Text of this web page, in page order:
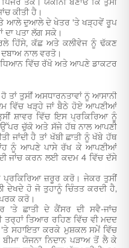
ਤੱਕ। ਯਕੀਨੀ ਬਣਾਓ ਕਿ ਤੁਸੀਂ
ਕੀਤੀ ਹੈ।
ਆਲੇ ਦੁਆਲੇ ਦੇ ਖੇਤਰ 'ਤੇ ਖੜ੍ਹਵੇਂ ਰੂਪ
ਦਾ ਪਤਾ ਲੱਗ ਸਕੇ।
ਹਿੱਸੇ, ਕੱਛ ਅਤੇ ਕਲੀਵੇਜ ਨੂੰ ਢੱਕਣ
ਨਾਲ ਵਰਤੋ।
ਧਿਆਨ ਵਿੱਚ ਰੱਖੋ ਅਤੇ ਆਪਣੇ ਡਾਕਟਰ
ਤਾਂ ਤੁਸੀਂ ਅਸਧਾਰਨਤਾਵਾਂ ਨੂੰ ਆਸਾਨੀ
ਵਿੱਚ ਖੜ੍ਹੇ ਜਾਂ ਬੈਠੇ ਹੋਏ ਆਪਣੀਆਂ
ਸ਼ਾਵਰ ਵਿੱਚ ਇਸ ਪ੍ਰਕਿਰਿਆ ਨੂੰ
ਉੱਪਰ ਚੁੱਕੋ ਅਤੇ ਸੱਜੇ ਹੱਥ ਨਾਲ ਆਪਣੀ
ਜਾਂਦੀ ਹੈ ਤਾਂ ਖੱਬੀ ਛਾਤੀ ਨੂੰ ਖੱਬੇ ਹੱਥ
ਨੂੰ ਆਪਣੇ ਪਾਸੇ ਰੱਖ ਕੇ ਆਪਣੀਆਂ
ਜਾਂਚ ਕਰਨ ਲਈ ਕਦਮ 4 ਵਿੱਚ ਦੱਸੇ
ਪ੍ਰਕਿਰਿਆ ਜ਼ਰੂਰ ਕਰੋ। ਜੇਕਰ ਤੁਸੀਂ
ਦੇਖਦੇ ਹੋ ਜੋ ਤੁਹਾਨੂੰ ਚਿੰਤਤ ਕਰਦੀ ਹੈ,
ਕਰੋ।
'ਤੇ ਛਾਤੀ ਦੇ ਕੈਂਸਰ ਦੀ ਸਵੈ-ਜਾਂਚ
ਤਰ੍ਹਾਂ ਤਿਆਰ ਰਹਿਣ ਵਿੱਚ ਵੀ ਮਦਦ
'ਤੇ ਸਹਾਇਤਾ ਕਰਕੇ ਮੁਸ਼ਕਲ ਸਮੇਂ ਵਿੱਚ
ਯੋਜਨਾ ਨਿਦਾਨ ਪੜਾਅ ਤੋਂ ਲੈ ਕੇ